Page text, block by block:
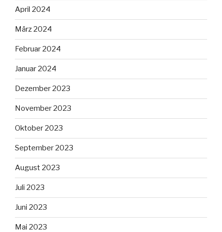
April 2024
März 2024
Februar 2024
Januar 2024
Dezember 2023
November 2023
Oktober 2023
September 2023
August 2023
Juli 2023
Juni 2023
Mai 2023